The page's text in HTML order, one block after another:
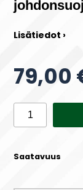
Lisätiedot ›
79,00
Saatavuus